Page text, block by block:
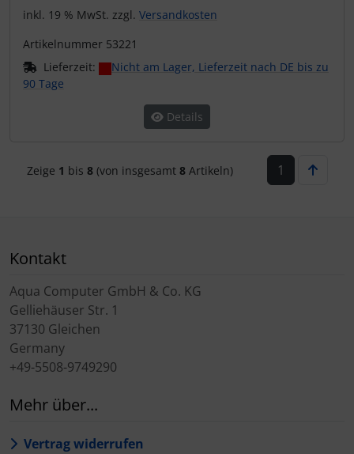
inkl. 19 % MwSt. zzgl. Versandkosten
Artikelnummer 53221
Lieferzeit:
Nicht am Lager, Lieferzeit nach DE bis zu
90 Tage
Details
Zeige 1 bis 8(von insgesamt 8Artikeln) 1
Kontakt
Aqua Computer GmbH & Co. KG
Gelliehäuser Str. 1
37130 Gleichen
Germany
+49-5508-9749290
Mehr über...
Vertrag widerrufen